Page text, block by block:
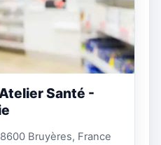
Santé -
Bruyères, France